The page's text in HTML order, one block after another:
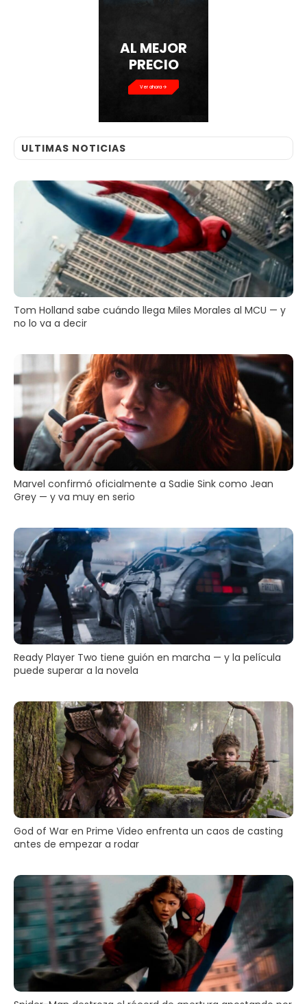
AL MEJOR
PRECIO
Ver ahora
ULTIMAS NOTICIAS
Tom Holland sabe cuándo llega Miles Morales al MCU — y
no lo va a decir
Marvel confirmó oficialmente a Sadie Sink como Jean
Grey — y va muy en serio
Ready Player Two tiene guión en marcha — y la película
puede superar a la novela
God of War en Prime Video enfrenta un caos de casting
antes de empezar a rodar